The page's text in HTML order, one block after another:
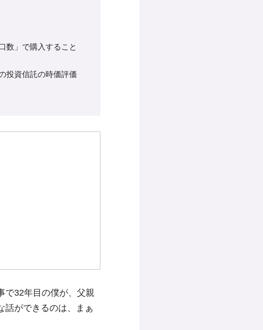
数」で購入すること
投資信託の時価評価
で32年目の僕が、父親
話ができるのは、まぁ